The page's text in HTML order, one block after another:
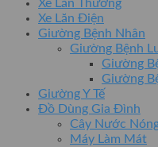
Xe Lăn Thường
Xe Lăn Điện
Giường Bệnh Nhân
Giường Bệnh
Giường
Giường
Giường Y Tế
Đồ Dùng Gia Đình
Cây Nước
Máy Làm Mát